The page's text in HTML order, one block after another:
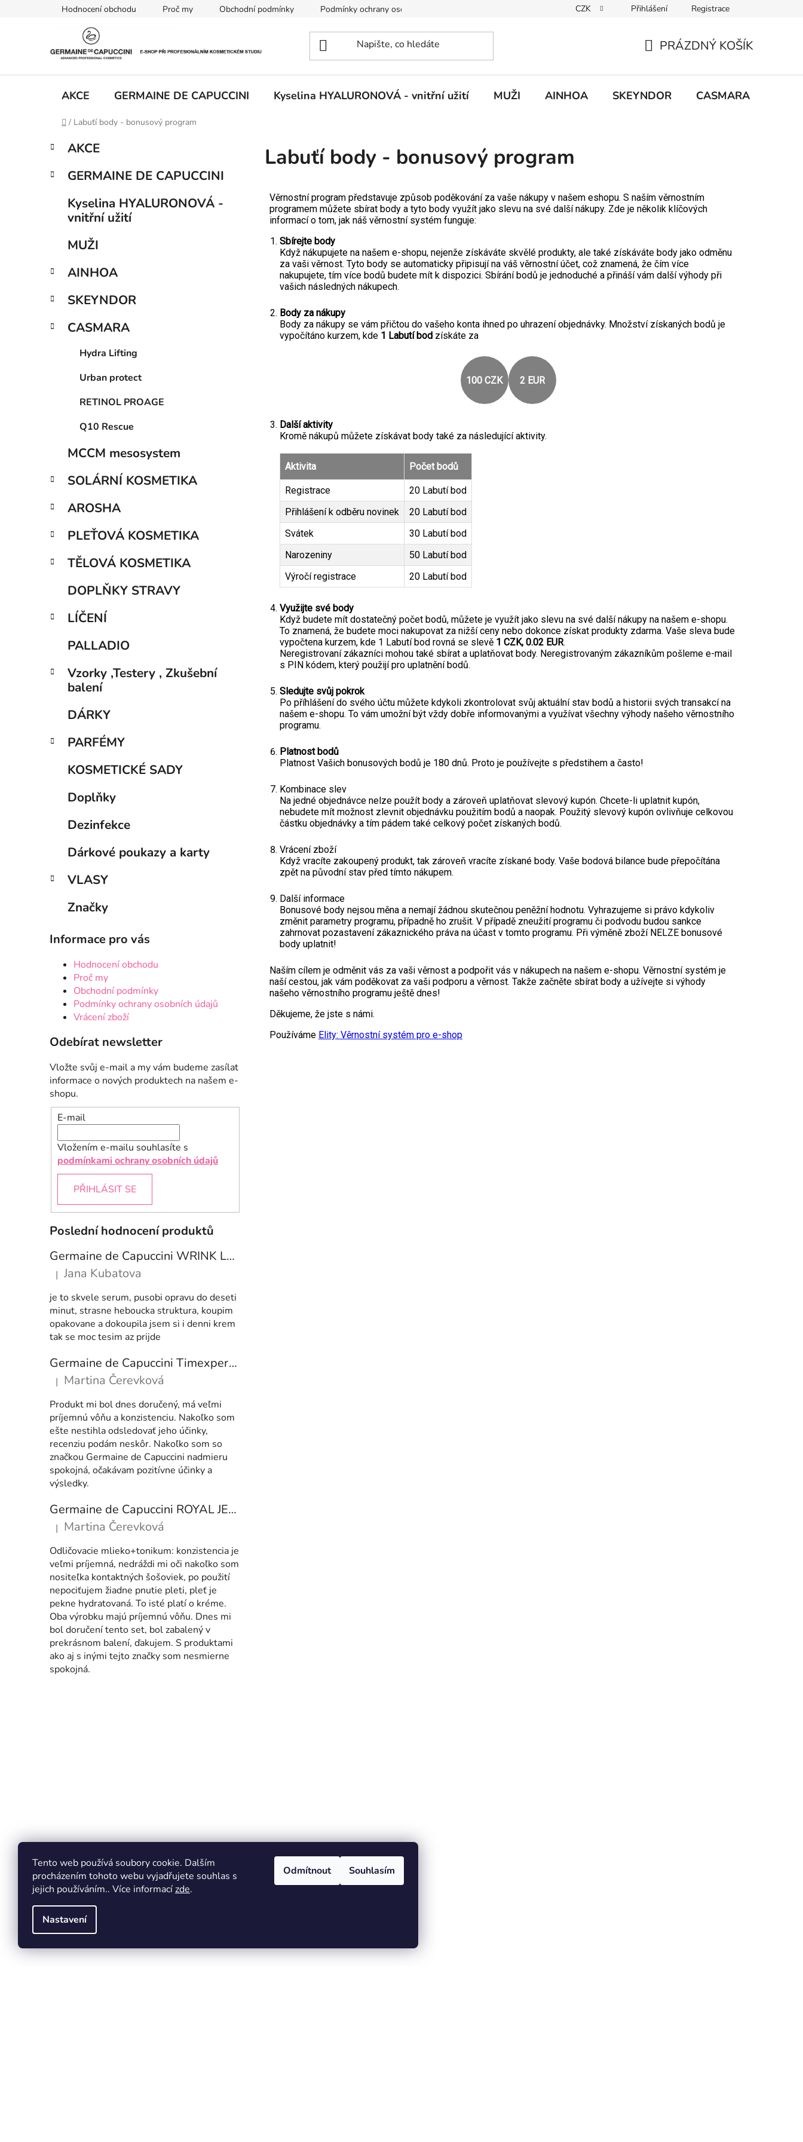
Tento web používá soubory cookie. Dalším
procházením tohoto webu vyjadřujete souhlas s
jejich používáním.. Více informacízde.
Nastavení
Odmítnout Souhlasím
Hodnocení obchodu Proč my Obchodní podmínky Podmínky ochrany osobních údajů CZK Přihlášení Registrace
KOŠÍK
PRÁZDNÝ KOŠÍK
AKCE GERMAINE DE CAPUCCINI Kyselina HYALURONOVÁ - vnitřní užití MUŽI AINHOA SKEYNDOR CASMARA
Domů
/ Labuťí body - bonusový program
P
s
í
a
e
Přeskočit
kategorie
K
a
e
AKCE
GERMAINE DE CAPUCCINI
Kyselina HYALURONOVÁ -
vnitřní užití
MUŽI
AINHOA
SKEYNDOR
CASMARA
Hydra Lifting
Urban protect
RETINOL PROAGE
Q10 Rescue
MCCM mesosystem
SOLÁRNÍ KOSMETIKA
AROSHA
PLEŤOVÁ KOSMETIKA
TĚLOVÁ KOSMETIKA
DOPLŇKY STRAVY
LÍČENÍ
PALLADIO
Vzorky ,Testery , Zkušební
balení
DÁRKY
PARFÉMY
KOSMETICKÉ SADY
Doplňky
Dezinfekce
Dárkové poukazy a karty
VLASY
Značky
Informace pro vás
Hodnocení obchodu
Proč my
Obchodní podmínky
Podmínky ochrany osobních údajů
Vrácení zboží
Odebírat newsletter
Vložte svůj e-mail a my vám budeme zasílat
informace o nových produktech na našem e-
shopu.
E-mail
Vložením e-mailu souhlasíte s
podmínkami ochrany osobních údajů
PŘIHLÁSIT SE
Poslední hodnocení produktů
Germaine de Capuccini WRINK LESS PRO-COLLAGEN Prokolagenové sérum proti vráskám 50 ml
Hodnocení produktu je 5 z 5 hvězdiček.
| Jana Kubatova
je to skvele serum, pusobi opravu do deseti
minut, strasne heboucka struktura, koupim
opakovane a dokoupila jsem si i denni krem
tak se moc tesim az prijde
Germaine de Capuccini Timexpert SRNS NIGHT Recovery Comfort Cream- regenerační noční krém 50 ml
Hodnocení produktu je 5 z 5 hvězdiček.
| Martina Čerevková
Produkt mi bol dnes doručený, má veľmi
príjemnú vôňu a konzistenciu. Nakoľko som
ešte nestihla odsledovať jeho účinky,
recenziu podám neskôr. Nakoľko som so
značkou Germaine de Capuccini nadmieru
spokojná, očakávam pozitívne účinky a
výsledky.
Germaine de Capuccini ROYAL JELLY set COMFORT (KRÉM & MLÉKO+TONIKUM)
Hodnocení produktu je 5 z 5 hvězdiček.
| Martina Čerevková
Odličovacie mlieko+tonikum: konzistencia je
veľmi príjemná, nedráždi mi oči nakoľko som
nositeľka kontaktných šošoviek, po použití
nepociťujem žiadne pnutie pleti, pleť je
pekne hydratovaná. To isté platí o kréme.
Oba výrobku majú príjemnú vôňu. Dnes mi
bol doručení tento set, bol zabalený v
prekrásnom balení, ďakujem. S produktami
ako aj s inými tejto značky som nesmierne
spokojná.
Labuťí body - bonusový program